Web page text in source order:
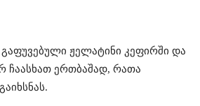
ჟელატინი კეფირში და
ჩაასხათ ერთბაშად, რათა